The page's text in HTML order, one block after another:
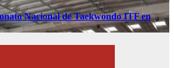
Nacional de Taekwondo ITF en